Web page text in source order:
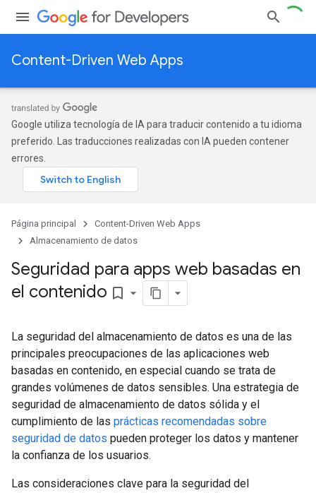
Content-Driven Web Apps
Google utiliza tecnología de IA para traducir contenido a tu idioma
preferido. Las traducciones realizadas con IA pueden contener
errores.
Página principal
Content-Driven Web Apps
Almacenamiento de datos
Seguridad para apps web basadas en
el contenido bookmark_border
La seguridad del almacenamiento de datos es una de las
principales preocupaciones de las aplicaciones web
basadas en contenido, en especial cuando se trata de
grandes volúmenes de datos sensibles. Una estrategia de
seguridad de almacenamiento de datos sólida y el
cumplimiento de las prácticas recomendadas sobre
seguridad de datos pueden proteger los datos y mantener
la confianza de los usuarios.
Las consideraciones clave para la seguridad del